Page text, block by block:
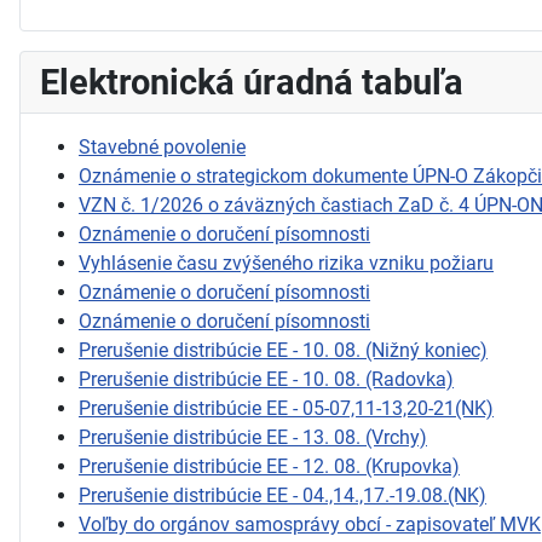
Elektronická úradná tabuľa
Stavebné povolenie
Oznámenie o strategickom dokumente ÚPN-O
VZN č. 1/2026 o záväzných častiach ZaD č. 4 ÚPN-ON
Oznámenie o doručení písomnosti
Vyhlásenie času zvýšeného rizika vzniku požiaru
Oznámenie o doručení písomnosti
Oznámenie o doručení písomnosti
Prerušenie distribúcie EE - 10. 08. (Nižný koniec)
Prerušenie distribúcie EE - 10. 08. (Radovka)
Prerušenie distribúcie EE - 05-07,11-13,20-21(NK)
Prerušenie distribúcie EE - 13. 08. (Vrchy)
Prerušenie distribúcie EE - 12. 08. (Krupovka)
Prerušenie distribúcie EE - 04.,14.,17.-19.08.(NK)
Voľby do orgánov samosprávy obcí - zapisovateľ MVK